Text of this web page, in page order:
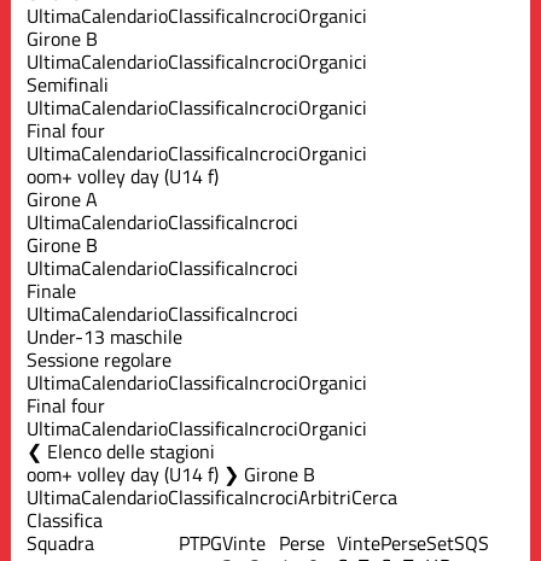
UltimaCalendarioClassificaIncrociOrganici
Girone B
UltimaCalendarioClassificaIncrociOrganici
Semifinali
UltimaCalendarioClassificaIncrociOrganici
Final four
UltimaCalendarioClassificaIncrociOrganici
oom+ volley day (U14 f)
Girone A
UltimaCalendarioClassificaIncroci
Girone B
UltimaCalendarioClassificaIncroci
Finale
UltimaCalendarioClassificaIncroci
Under-13 maschile
Sessione regolare
UltimaCalendarioClassificaIncrociOrganici
Final four
UltimaCalendarioClassificaIncrociOrganici
Elenco delle stagioni
oom+ volley day (U14 f) ❯ Girone B
UltimaCalendarioClassificaIncrociArbitriCerca
Classifica
Squadra PTPGVinte Perse VintePerseSetSQS